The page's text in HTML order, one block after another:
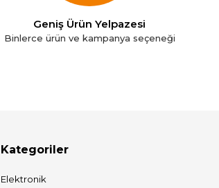
Geniş Ürün Yelpazesi
Binlerce ürün ve kampanya seçeneği
Kategoriler
Elektronik